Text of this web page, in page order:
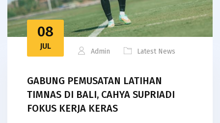
08
JUL
Admin Latest News
GABUNG PEMUSATAN LATIHAN
TIMNAS DI BALI, CAHYA SUPRIADI
FOKUS KERJA KERAS